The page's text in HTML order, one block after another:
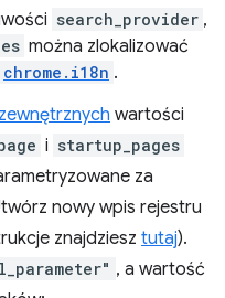
search_provider ,
można zlokalizować
chrome.i18n .
wartości
i startup_pages
za
nowy wpis rejestru
znajdziesz tutaj).
, a wartość